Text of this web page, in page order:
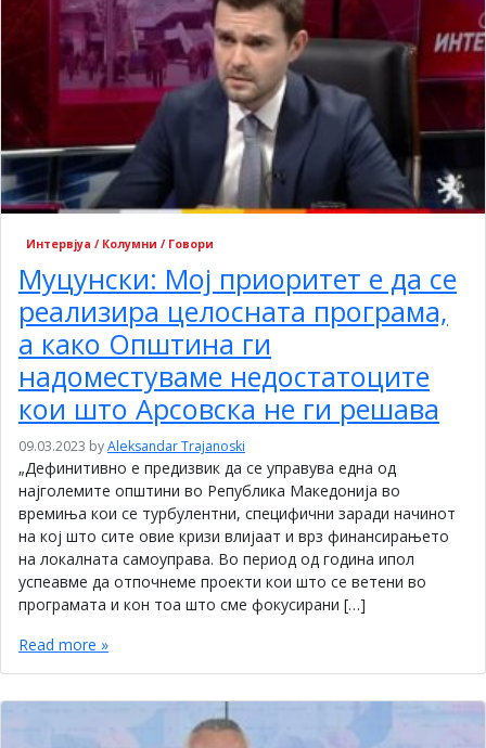
Интервјуа / Колумни / Говори
Муцунски: Мој приоритет е да се
реализира целосната програма,
а како Општина ги
надоместуваме недостатоците
кои што Арсовска не ги решава
09.03.2023 byAleksandar Trajanoski
„Дефинитивно е предизвик да се управува една од
најголемите општини во Република Македонија во
времиња кои се турбулентни, специфични заради начинот
на кој што сите овие кризи влијаат и врз финансирањето
на локалната самоуправа. Во период од година ипол
успеавме да отпочнеме проекти кои што се ветени во
програмата и кон тоа што сме фокусирани […]
Read more »